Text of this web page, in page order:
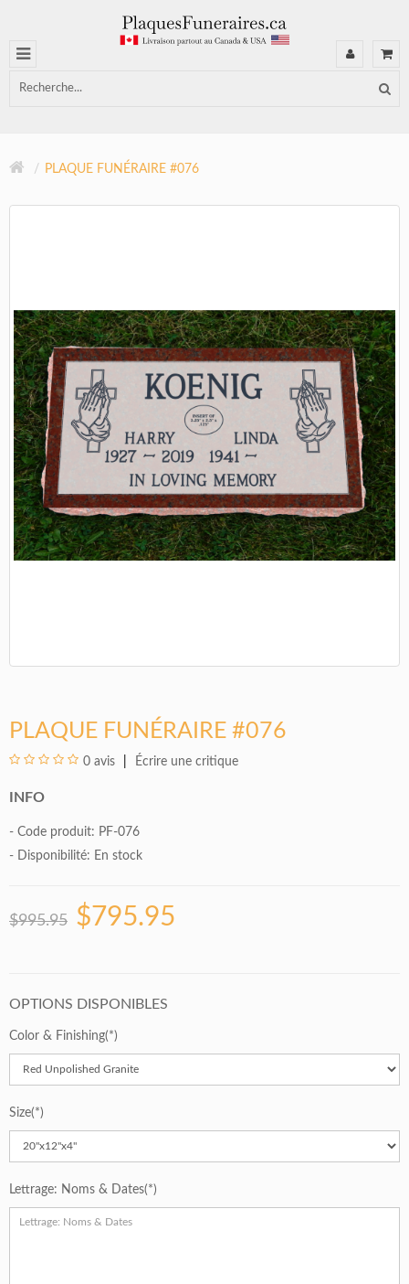
PLAQUE FUNÉRAIRE #076
PLAQUE FUNÉRAIRE #076
0 avis Écrire une critique
INFO
- Code produit: PF-076
- Disponibilité: En stock
$995.95 $795.95
OPTIONS DISPONIBLES
Color & Finishing
Size
Lettrage: Noms & Dates